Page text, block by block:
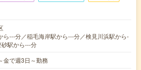
ら---分／稲毛海岸駅から---分／検見川浜駅から-
駅から---分
金で週3日～勤務